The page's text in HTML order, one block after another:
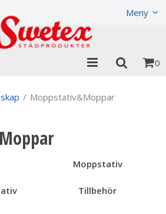
Meny
0
/ Moppstativ&Moppar
Moppstativ
Tillbehör